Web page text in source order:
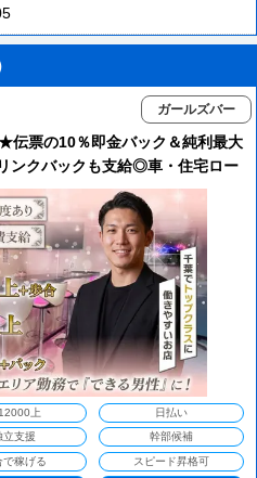
ガールズバー
伝票の10％即金バック＆純利最大
ンクバックも支給◎車・住宅ロー
心！未経験からのスピード出世も
上 日払い
立支援 幹部候補
で稼げる スピード昇格可